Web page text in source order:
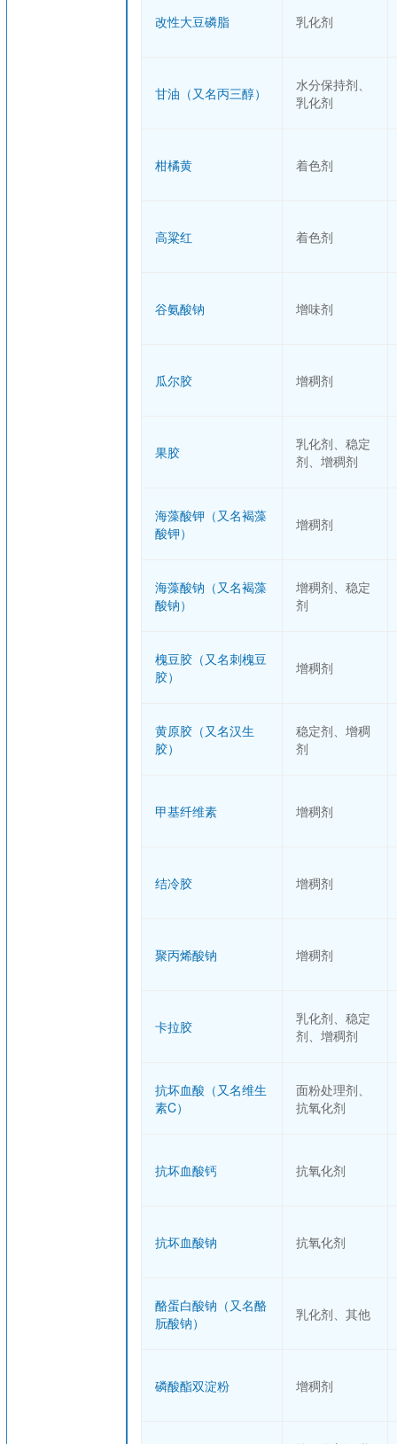
改性大豆磷脂 乳化剂
甘油（又名丙三醇）
水分保持剂、
乳化剂
柑橘黄 着色剂
高粱红 着色剂
谷氨酸钠 增味剂
瓜尔胶 增稠剂
果胶
乳化剂、稳定
剂、增稠剂
海藻酸钾（又名褐藻
酸钾）
增稠剂
海藻酸钠（又名褐藻
酸钠）
增稠剂、稳定
剂
槐豆胶（又名刺槐豆
胶）
增稠剂
黄原胶（又名汉生
胶）
稳定剂、增稠
剂
甲基纤维素 增稠剂
结冷胶 增稠剂
聚丙烯酸钠 增稠剂
卡拉胶
乳化剂、稳定
剂、增稠剂
抗坏血酸（又名维生
素C）
面粉处理剂、
抗氧化剂
抗坏血酸钙 抗氧化剂
抗坏血酸钠 抗氧化剂
酪蛋白酸钠（又名酪
朊酸钠）
乳化剂、其他
磷酸酯双淀粉 增稠剂